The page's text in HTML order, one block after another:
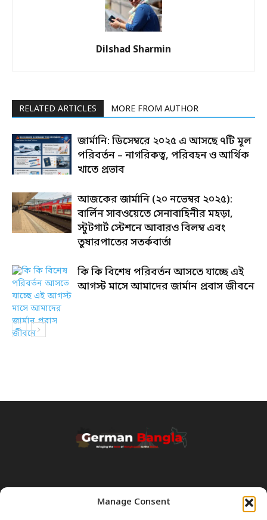
Manage Consent
Dilshad Sharmin
RELATED ARTICLES MORE FROM AUTHOR
জার্মানি: ডিসেম্বরে ২০২৫ এ আসছে ৭টি মূল
পরিবর্তন – নাগরিকত্ব, পরিবহন ও আর্থিক
খাতে প্রভাব
আজকের জার্মানি (২০ নভেম্বর ২০২৫):
বার্লিন সাবওয়েতে সেনাবাহিনীর মহড়া,
স্টুটগার্ট স্টেশনে আবারও বিলম্ব এবং
তুষারপাতের সতর্কবার্তা
কি কি বিশেষ পরিবর্তন আসতে যাচ্ছে এই
আগস্ট মাসে আমাদের জার্মান প্রবাস জীবনে
Transparency & Disclaimer: